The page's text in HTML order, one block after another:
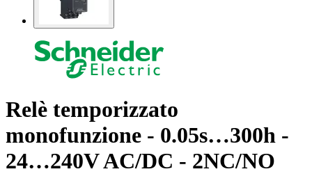
Relè temporizzato
monofunzione - 0.05s…300h -
24…240V AC/DC - 2NC/NO